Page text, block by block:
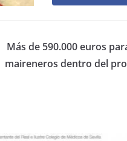
Más de 590.000 euros
maireneros dentro del